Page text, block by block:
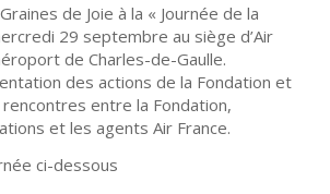
de Joie à la « Journée de la
29 septembre au siège d’Air
de Charles-de-Gaulle.
des actions de la Fondation et
rencontres entre la Fondation,
et les agents Air France.
ci-dessous